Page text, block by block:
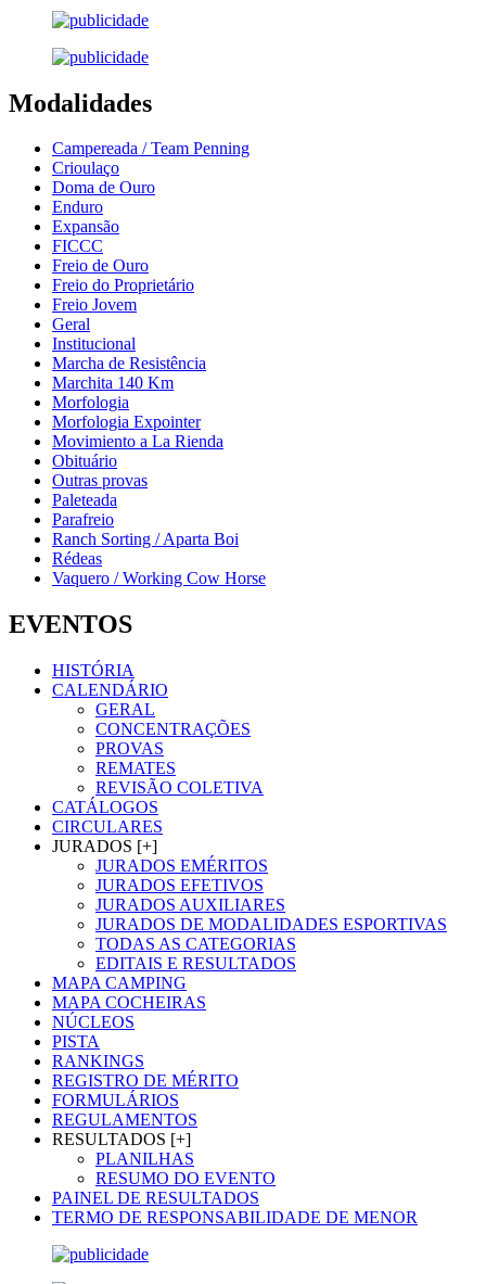
Modalidades
Campereada / Team Penning
Crioulaço
Doma de Ouro
Enduro
Expansão
FICCC
Freio de Ouro
Freio do Proprietário
Freio Jovem
Geral
Institucional
Marcha de Resistência
Marchita 140 Km
Morfologia
Morfologia Expointer
Movimiento a La Rienda
Obituário
Outras provas
Paleteada
Parafreio
Ranch Sorting / Aparta Boi
Rédeas
Vaquero / Working Cow Horse
EVENTOS
HISTÓRIA
CALENDÁRIO
GERAL
CONCENTRAÇÕES
PROVAS
REMATES
REVISÃO COLETIVA
CATÁLOGOS
CIRCULARES
JURADOS [+]
JURADOS EMÉRITOS
JURADOS EFETIVOS
JURADOS AUXILIARES
JURADOS DE MODALIDADES ESPORTIVAS
TODAS AS CATEGORIAS
EDITAIS E RESULTADOS
MAPA CAMPING
MAPA COCHEIRAS
NÚCLEOS
PISTA
RANKINGS
REGISTRO DE MÉRITO
FORMULÁRIOS
REGULAMENTOS
RESULTADOS [+]
PLANILHAS
RESUMO DO EVENTO
PAINEL DE RESULTADOS
TERMO DE RESPONSABILIDADE DE MENOR